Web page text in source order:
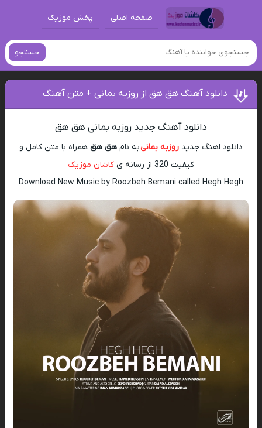
صفحه اصلی پخش موزیک
جستجو
دانلود آهنگ هق هق از روزبه بمانی + متن آهنگ
دانلود آهنگ جدید روزبه بمانی هق هق
دانلود اهنگ جدید روزبه بمانیبه نام هق هق همراه با متن کامل و
کیفیت 320 از رسانه ی
کاشان موزیک
Download New Music by Roozbeh Bemani called Hegh Hegh